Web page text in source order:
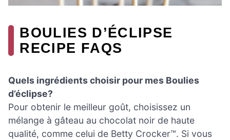
BOULIES D’ÉCLIPSE
RECIPE FAQS
Quels ingrédients choisir pour mes Boulies
d’éclipse?
Pour obtenir le meilleur goût, choisissez un
mélange à gâteau au chocolat noir de haute
qualité, comme celui de Betty Crocker™. Si vous